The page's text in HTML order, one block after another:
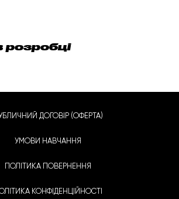
розробці
ДОГОВІР (ОФЕРТА)
УМОВИ НАВЧАННЯ
ПОЛІТИКА ПОВЕРНЕННЯ
КОНФІДЕНЦІЙНОСТІ